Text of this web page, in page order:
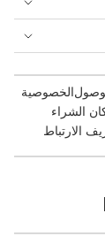
الخصوصية
الشراء
الارتباط